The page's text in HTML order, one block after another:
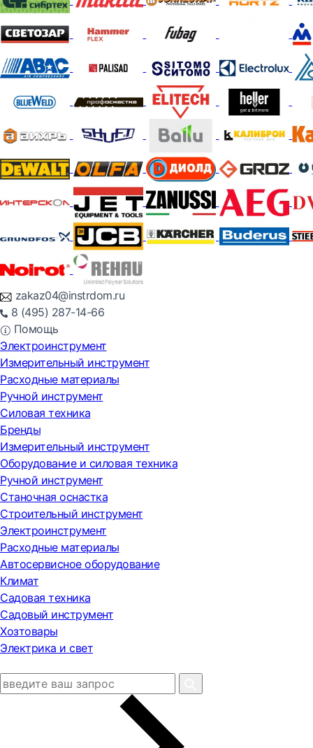
zakaz04@instrdom.ru
8 (495) 287-14-66
Помощь
Электроинструмент
Измерительный инструмент
Расходные материалы
Ручной инструмент
Силовая техника
Бренды
Измерительный инструмент
Оборудование и силовая техника
Ручной инструмент
Станочная оснастка
Строительный инструмент
Электроинструмент
Расходные материалы
Автосервисное оборудование
Климат
Садовая техника
Садовый инструмент
Хозтовары
Электрика и свет